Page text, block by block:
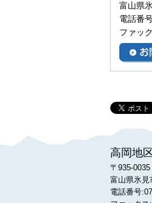
富山県
電話番
ファッ
高岡地
〒935-0035
富山県氷見
電話番号